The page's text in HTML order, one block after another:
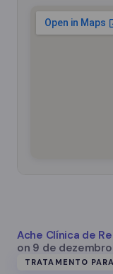
Ache Clínica de
on 9 de
TRATAMENTO